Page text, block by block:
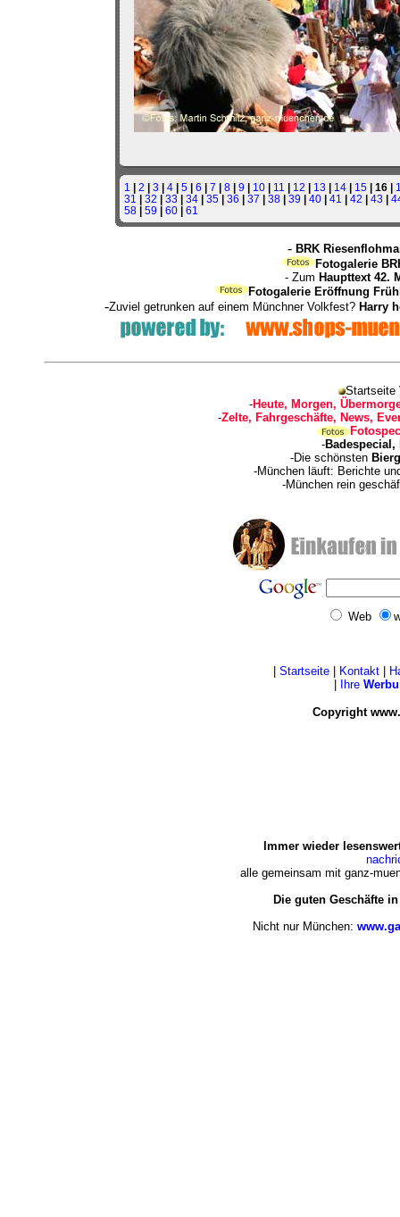
1 | 2 | 3 | 4| 5| 6 | 7 | 8| 9 | 10| 11 | 12 | 13 | 14| 15| 16 |
31 | 32 | 33 | 34| 35| 36 | 37 | 38| 39 | 40| 41 | 42 | 43 |
58| 59 | 60| 61
- BRK
Fotogalerie
- Zum Haupttext 42.
Fotogalerie Eröffnung
-Zuviel getrunken auf einem Münchner Volkfest? Harry
Startseite
-Heute, Morgen,
-Zelte, Fahrgeschäfte, News,
-Badespecial,
-Die schönsten
-München läuft: Berichte
-München rein
Web
Startseite| Kontakt|
Ihre
Copyright
Immer wieder
alle gemeinsam mit ganz-
Die guten Geschäfte
Nicht nur München: